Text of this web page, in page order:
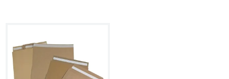
documents